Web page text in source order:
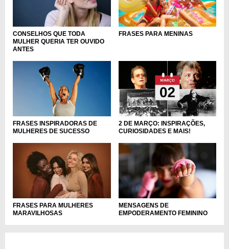
CONSELHOS QUE TODA
MULHER QUERIA TER OUVIDO
ANTES
FRASES PARA MENINAS
FRASES INSPIRADORAS DE
MULHERES DE SUCESSO
2 DE MARÇO: INSPIRAÇÕES,
CURIOSIDADES E MAIS!
FRASES PARA MULHERES
MARAVILHOSAS
MENSAGENS DE
EMPODERAMENTO FEMININO